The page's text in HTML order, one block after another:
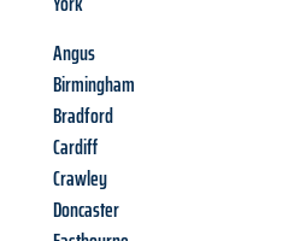
Angus
Birmingham
Bradford
Cardiff
Crawley
Doncaster